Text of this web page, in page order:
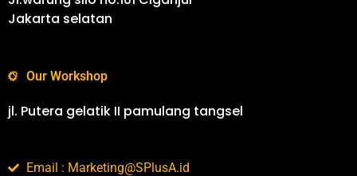
Jakarta selatan
Our Workshop
jl. Putera gelatik II pamulang tangsel
Email : Marketing@SPlusA.id